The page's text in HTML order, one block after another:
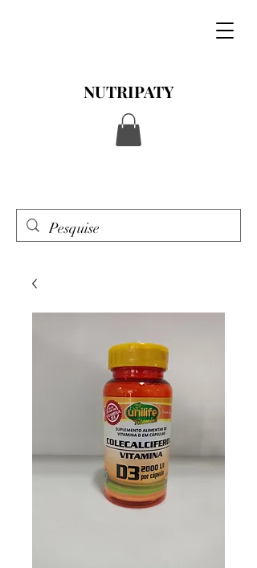
NUTRIPATY